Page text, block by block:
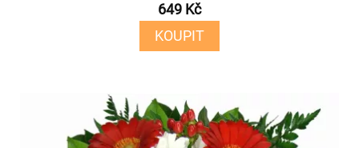
649 Kč
KOUPIT